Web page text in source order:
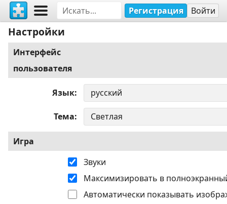
Регистрация Войти
Настройки
Интерфейс
пользователя
Язык
Тема
Игра
Звуки
Максимизировать в
Автоматически показывать